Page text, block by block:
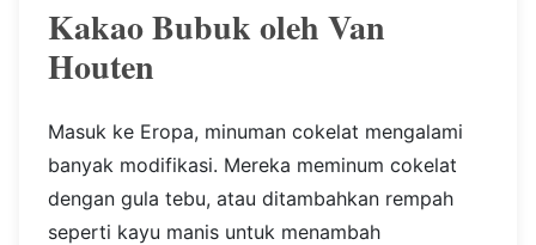
Kakao Bubuk oleh Van
Houten
Masuk ke Eropa, minuman cokelat mengalami
banyak modifikasi. Mereka meminum cokelat
dengan gula tebu, atau ditambahkan rempah
seperti kayu manis untuk menambah